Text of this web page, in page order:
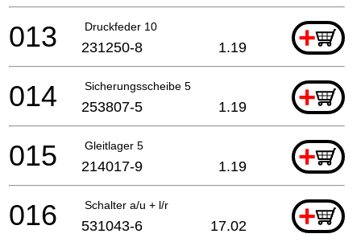
Druckfeder 10 +
013 231250-8 1.19
Sicherungsscheibe 5 +
014 253807-5 1.19
Gleitlager 5 +
015 214017-9 1.19
Schalter a/u + l/r +
016 531043-6 17.02